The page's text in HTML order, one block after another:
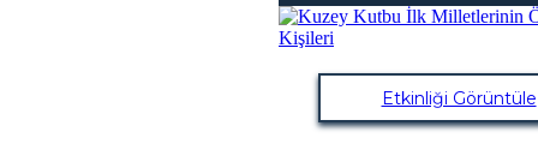
Etkinliği Görüntüle